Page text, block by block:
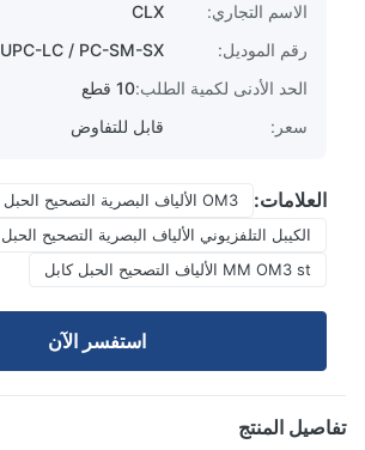
الاسم التجاري:
رقم الموديل:
SC / UPC-LC / PC-SM-SX
الحد الأدنى لكمية الطلب:10 قطع
قابل للتفاوض
العلامات:
OM3 الألياف البصرية التصحيح الحبل
الكيبل التلفزيوني الألياف البصرية التصحيح الحبل
MM OM3 st الألياف التصحيح الحبل كابل
استفسر الآن
المنتج